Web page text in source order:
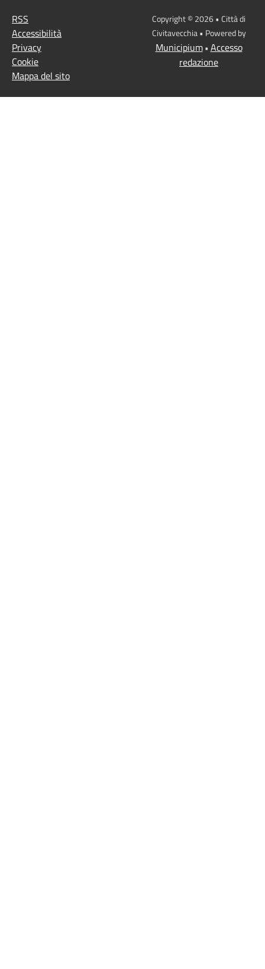
RSS
Accessibilità
Privacy
Cookie
Mappa del sito
Copyright © 2026 • Città di
Civitavecchia • Powered by
Municipium• Accesso
redazione